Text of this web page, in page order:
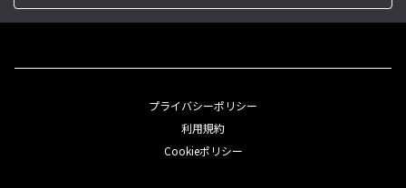
プライバシーポリシー
利用規約
Cookieポリシー